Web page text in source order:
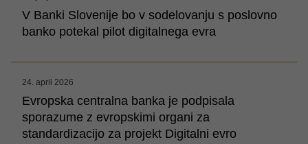
V Banki Slovenije bo v sodelovanju s poslovno
banko potekal pilot digitalnega evra
24. april 2026
Evropska centralna banka je podpisala
sporazume z evropskimi organi za
standardizacijo za projekt Digitalni evro